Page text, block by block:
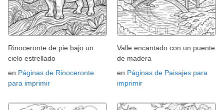
Rinoceronte de pie bajo un
cielo estrellado
en Páginas de Rinoceronte
para imprimir
Valle encantado con un puente
de madera
en Páginas de Paisajes para
imprimir